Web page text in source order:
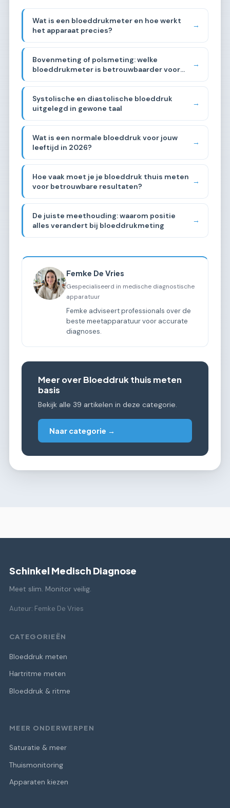
Wat is een bloeddrukmeter en hoe werkt
het apparaat precies?
→
Bovenmeting of polsmeting: welke
bloeddrukmeter is betrouwbaarder voor
thuisgebruik?
→
Systolische en diastolische bloeddruk
uitgelegd in gewone taal
→
Wat is een normale bloeddruk voor jouw
leeftijd in 2026?
→
Hoe vaak moet je je bloeddruk thuis meten
voor betrouwbare resultaten?
→
De juiste meethouding: waarom positie
alles verandert bij bloeddrukmeting
→
Femke De Vries
Gespecialiseerd in medische diagnostische
apparatuur
Femke adviseert professionals over de
beste meetapparatuur voor accurate
diagnoses.
Meer over Bloeddruk thuis meten
basis
Bekijk alle 39 artikelen in deze categorie.
Naar categorie →
Schinkel Medisch Diagnose
Meet slim. Monitor veilig.
Auteur: Femke De Vries
CATEGORIEËN
Bloeddruk meten
Hartritme meten
Bloeddruk & ritme
MEER ONDERWERPEN
Saturatie & meer
Thuismonitoring
Apparaten kiezen